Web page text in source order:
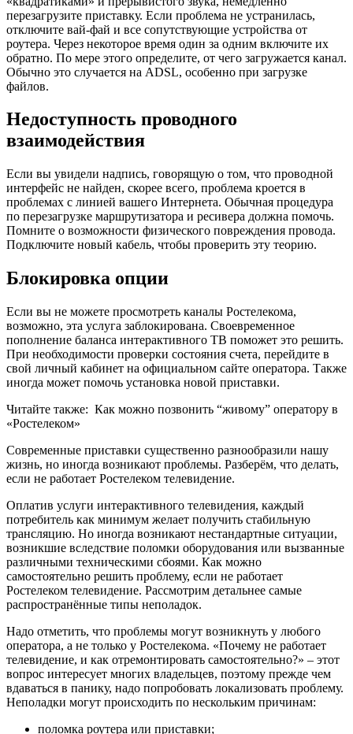
перезагрузите приставку. Если проблема не устранилась,
отключите вай-фай и все сопутствующие устройства от
роутера. Через некоторое время один за одним включите их
обратно. По мере этого определите, от чего загружается канал.
Обычно это случается на ADSL, особенно при загрузке
файлов.
Недоступность проводного
взаимодействия
Если вы увидели надпись, говорящую о том, что проводной
интерфейс не найден, скорее всего, проблема кроется в
проблемах с линией вашего Интернета. Обычная процедура
по перезагрузке маршрутизатора и ресивера должна помочь.
Помните о возможности физического повреждения провода.
Подключите новый кабель, чтобы проверить эту теорию.
Блокировка опции
Если вы не можете просмотреть каналы Ростелекома,
возможно, эта услуга заблокирована. Своевременное
пополнение баланса интерактивного ТВ поможет это решить.
При необходимости проверки состояния счета, перейдите в
свой личный кабинет на официальном сайте оператора. Также
иногда может помочь установка новой приставки.
Читайте также: Как можно позвонить “живому” оператору в
«Ростелеком»
Современные приставки существенно разнообразили нашу
жизнь, но иногда возникают проблемы. Разберём, что делать,
если не работает Ростелеком телевидение.
Оплатив услуги интерактивного телевидения, каждый
потребитель как минимум желает получить стабильную
трансляцию. Но иногда возникают нестандартные ситуации,
возникшие вследствие поломки оборудования или вызванные
различными техническими сбоями. Как можно
самостоятельно решить проблему, если не работает
Ростелеком телевидение. Рассмотрим детальнее самые
распространённые типы неполадок.
Надо отметить, что проблемы могут возникнуть у любого
оператора, а не только у Ростелекома. «Почему не работает
телевидение, и как отремонтировать самостоятельно?» – этот
вопрос интересует многих владельцев, поэтому прежде чем
вдаваться в панику, надо попробовать локализовать проблему.
Неполадки могут происходить по нескольким причинам:
поломка роутера или приставки;